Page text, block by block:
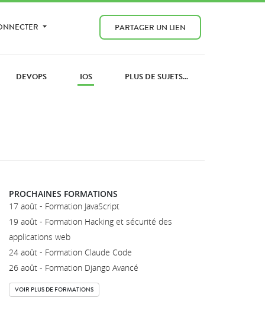
PARTAGER UN LIEN
DEVOPS IOS PLUS DE SUJETS...
PROCHAINES FORMATIONS
17 août - Formation JavaScript
19 août - Formation Hacking et sécurité des
applications web
24 août - Formation Claude Code
26 août - Formation Django Avancé
VOIR PLUS DE FORMATIONS